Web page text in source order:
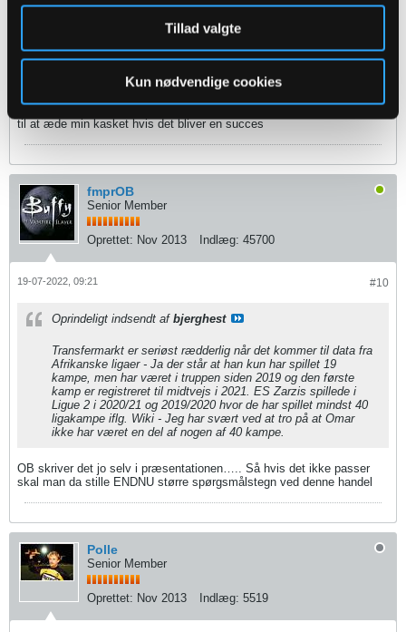
Tillad valgte
Kun nødvendige cookies
brænder ligaen af i denne sæson
man nøjes med leje i stedet for at stikke dem en 4 årig med det
Kanté forstår jeg. Omar forstår jeg intet af og er selvfølgelig 100% klar
til at æde min kasket hvis det bliver en succes
fmprOB
Senior Member
Oprettet: Nov 2013 Indlæg: 45700
#10
19-07-2022, 09:21
Oprindeligt indsendt af bjerghest
Transfermarkt er seriøst rædderlig når det kommer til data fra
Afrikanske ligaer - Ja der står at han kun har spillet 19
kampe, men har været i truppen siden 2019 og den første
kamp er registreret til midtvejs i 2021. ES Zarzis spillede i
Ligue 2 i 2020/21 og 2019/2020 hvor de har spillet mindst 40
ligakampe iflg. Wiki - Jeg har svært ved at tro på at Omar
ikke har været en del af nogen af 40 kampe.
OB skriver det jo selv i præsentationen….. Så hvis det ikke passer
skal man da stille ENDNU større spørgsmålstegn ved denne handel
Polle
Senior Member
Oprettet: Nov 2013 Indlæg: 5519